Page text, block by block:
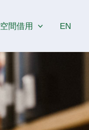
空間借用 EN